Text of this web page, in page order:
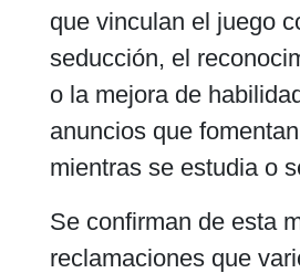
que vinculan el juego
seducción, el
o la mejora de
anuncios que
mientras se estudia o
Se confirman de esta
reclamaciones que